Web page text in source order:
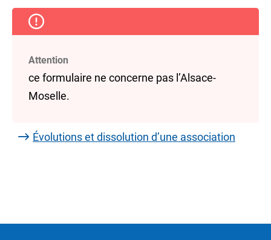
Attention
ce formulaire ne concerne pas l’Alsace-
Moselle.
Évolutions et dissolution d’une association